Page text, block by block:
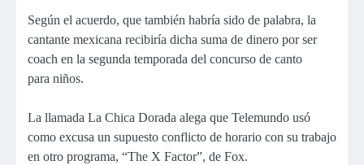
Según el acuerdo, que también habría sido de palabra, la
cantante mexicana recibiría dicha suma de dinero por ser
coach en la segunda temporada del concurso de canto
para niños.
La llamada La Chica Dorada alega que Telemundo usó
como excusa un supuesto conflicto de horario con su trabajo
en otro programa, “The X Factor”, de Fox.